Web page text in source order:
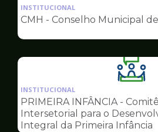
da
pagina
INSTITUCIONAL
CMH - Conselho Municipal
da
pagina
de
INSTITUCIONAL
PRIMEIRA INFÂNCIA -
Intersetorial para o
Integral da Primeira Infância